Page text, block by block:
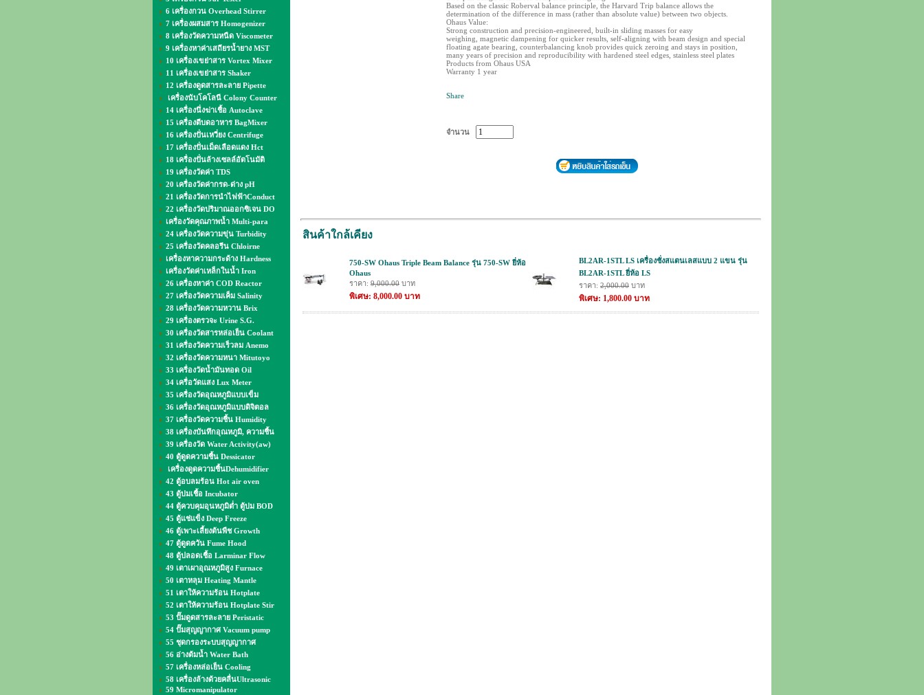
6 เครื่องกวน Overhead Stirrer
7 เครื่องผสมสาร Homogenizer
8 เครื่องวัดความหนืด Viscometer
9 เครื่องหาค่าเสถียรน้ำยาง MST
10 เครื่องเขย่าสาร Vortex Mixer
11 เครื่องเขย่าสาร Shaker
12 เครื่องดูดสารละลาย Pipette
เครื่องนับโคโลนี Colony Counter
14 เครื่องนึ่งฆ่าเชื้อ Autoclave
15 เครื่องตีบดอาหาร BagMixer
16 เครื่องปั่นเหวี่ยง Centrifuge
17 เครื่องปั่นเม็ดเลือดแดง Hct
18 เครื่องปั่นล้างเซลล์อัตโนมัติ
19 เครื่องวัดค่า TDS
20 เครื่องวัดค่ากรด-ด่าง pH
21 เครื่องวัดการนำไฟฟ้าConduct
22 เครื่องวัดปริมาณออกซิเจน DO
เครื่องวัดคุณภาพน้ำ Multi-para
24 เครื่องวัดความขุ่น Turbidity
25 เครื่องวัดคลอรีน Chloirne
เครื่องหาความกระด้าง Hardness
เครื่องวัดค่าเหล็กในน้ำ Iron
26 เครื่องหาค่า COD Reactor
27 เครื่องวัดความเค็ม Salinity
28 เครื่องวัดความหวาน Brix
29 เครื่องตรวจะ Urine S.G.
30 เครื่องวัดสารหล่อเย็น Coolant
31 เครื่องวัดความเร็วลม Anemo
32 เครื่องวัดความหนา Mitutoyo
33 เครื่องวัดน้ำมันทอด Oil
34 เครื่อวัดแสง Lux Meter
35 เครื่องวัดอุณหภูมิแบบเข็ม
36 เครื่องวัดอุณหภูมิแบบดิจิตอล
37 เครื่องวัดความชื้น Humidity
38 เครื่องบันทึกอุณหภูมิ, ความชื้น
39 เครื่องวัด Water Activity(aw)
40 ตู้ดูดความชื้น Dessicator
เครื่องดูดความชื้นDehumidifier
42 ตู้อบลมร้อน Hot air oven
43 ตู้บ่มเชื้อ Incubator
44 ตู้ควบคุมอุนหภูมิต่ำ ตู้บ่ม BOD
45 ตู้แช่แข็ง Deep Freeze
46 ตู้เพาะเลี้ยงต้นพืช Growth
47 ตู้ดูดควัน Fume Hood
48 ตู้ปลอดเชื้อ Larminar Flow
49 เตาเผาอุณหภูมิสูง Furnace
50 เตาหลุม Heating Mantle
51 เตาให้ความร้อน Hotplate
52 เตาให้ความร้อน Hotplate Stir
53 ปั๊มดูดสารละลาย Peristatic
54 ปั๊มสุญญากาศ Vacuum pump
55 ชุดกรองระบบสุญญากาศ
56 อ่างต้มน้ำ Water Bath
57 เครื่องหล่อเย็น Cooling
58 เครื่องล้างด้วยคลื่นUltrasonic
59 Micromanipulator
Based on the classic Roberval balance principle, the Harvard Trip balance allows the
determination of the difference in mass (rather than absolute value) between two objects.
Ohaus Value:
Strong construction and precision-engineered, built-in sliding masses for easy
weighing, magnetic dampening for quicker results, self-aligning with beam design and special
floating agate bearing, counterbalancing knob provides quick zeroing and stays in position,
many years of precision and reproducibility with hardened steel edges, stainless steel plates
Products from Ohaus USA
Warranty 1 year
Share
จำนวน
สินค้าใกล้เคียง
750-SW Ohaus Triple Beam Balance รุ่น 750-SW ยี่ห้อ
Ohaus
ราคา: 9,000.00 บาท
พิเศษ: 8,000.00 บาท
BL2AR-1STL LS เครื่องชั่งสแตนเลสแบบ 2 แขน รุ่น
BL2AR-1STL ยี่ห้อ LS
ราคา: 2,000.00 บาท
พิเศษ: 1,800.00 บาท